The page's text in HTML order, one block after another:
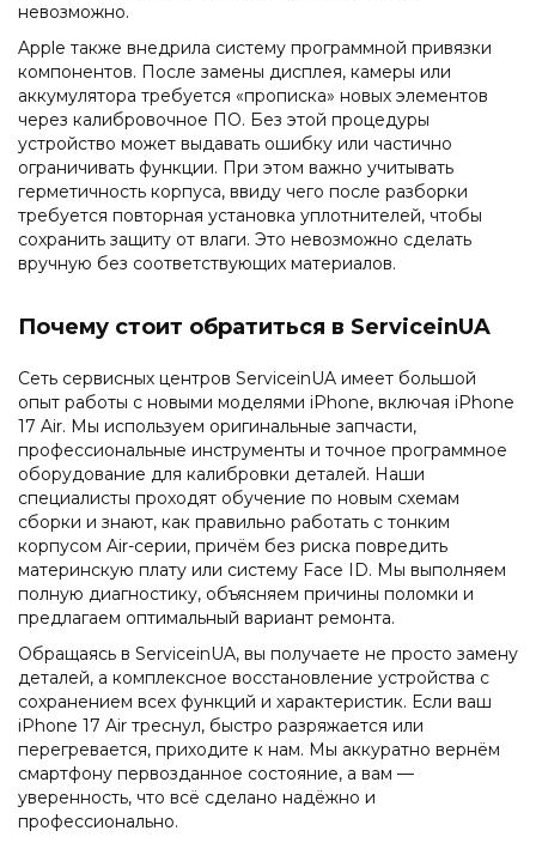
невозможно.
Apple также внедрила систему программной привязки
компонентов. После замены дисплея, камеры или
аккумулятора требуется «прописка» новых элементов
через калибровочное ПО. Без этой процедуры
устройство может выдавать ошибку или частично
ограничивать функции. При этом важно учитывать
герметичность корпуса, ввиду чего после разборки
требуется повторная установка уплотнителей, чтобы
сохранить защиту от влаги. Это невозможно сделать
вручную без соответствующих материалов.
Почему стоит обратиться в ServiceinUA
Сеть сервисных центров ServiceinUA имеет большой
опыт работы с новыми моделями iPhone, включая iPhone
17 Air. Мы используем оригинальные запчасти,
профессиональные инструменты и точное программное
оборудование для калибровки деталей. Наши
специалисты проходят обучение по новым схемам
сборки и знают, как правильно работать с тонким
корпусом Air-серии, причём без риска повредить
материнскую плату или систему Face ID. Мы выполняем
полную диагностику, объясняем причины поломки и
предлагаем оптимальный вариант ремонта.
Обращаясь в ServiceinUA, вы получаете не просто замену
деталей, а комплексное восстановление устройства с
сохранением всех функций и характеристик. Если ваш
iPhone 17 Air треснул, быстро разряжается или
перегревается, приходите к нам. Мы аккуратно вернём
смартфону первозданное состояние, а вам —
уверенность, что всё сделано надёжно и
профессионально.